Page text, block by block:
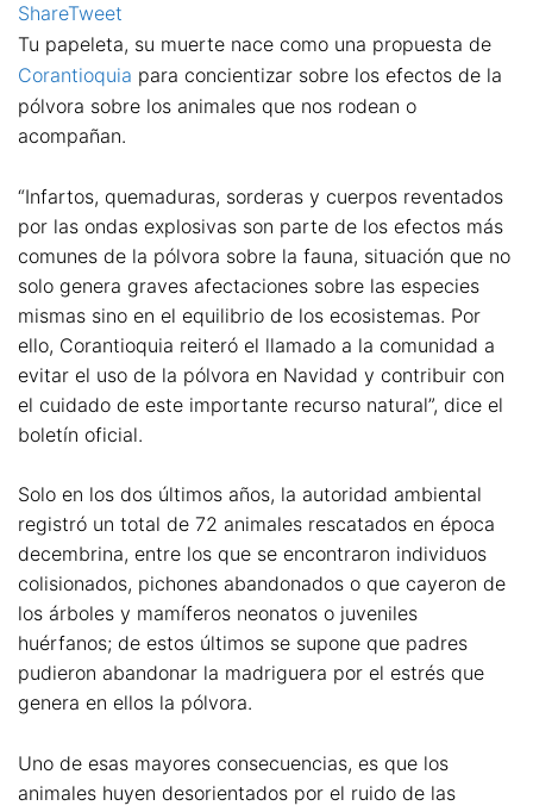
ShareTweet
Tu papeleta, su muerte nace como una propuesta de
Corantioquia para concientizar sobre los efectos de la
pólvora sobre los animales que nos rodean o
acompañan.
“Infartos, quemaduras, sorderas y cuerpos reventados
por las ondas explosivas son parte de los efectos más
comunes de la pólvora sobre la fauna, situación que no
solo genera graves afectaciones sobre las especies
mismas sino en el equilibrio de los ecosistemas. Por
ello, Corantioquia reiteró el llamado a la comunidad a
evitar el uso de la pólvora en Navidad y contribuir con
el cuidado de este importante recurso natural”, dice el
boletín oficial.
Solo en los dos últimos años, la autoridad ambiental
registró un total de 72 animales rescatados en época
decembrina, entre los que se encontraron individuos
colisionados, pichones abandonados o que cayeron de
los árboles y mamíferos neonatos o juveniles
huérfanos; de estos últimos se supone que padres
pudieron abandonar la madriguera por el estrés que
genera en ellos la pólvora.
Uno de esas mayores consecuencias, es que los
animales huyen desorientados por el ruido de las